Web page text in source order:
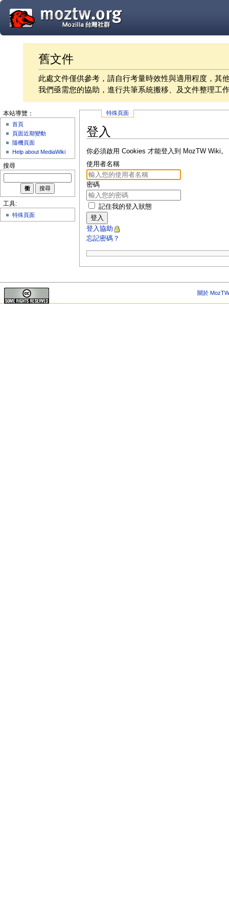
舊文件
此處文件僅供參考，請自行考量時效性與適用程度，其
我們亟需您的協助，進行共筆系統搬移、及文件整理工
特殊頁面
登入
你必須啟用 Cookies 才能登入到 MozTW Wiki。
使用者名稱
密碼
記住我的登入狀態
登入
登入協助
忘記密碼？
本站導覽：
首頁
頁面近期變動
隨機頁面
Help about MediaWiki
搜尋
工具:
特殊頁面
關於